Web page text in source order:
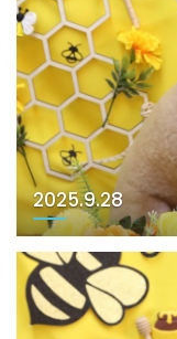
2025.9.28